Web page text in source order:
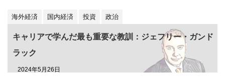
海外経済 国内経済 投資 政治
キャリアで学んだ最も重要な教訓：ジェフリー・ガンド
ラック
2024年5月26日